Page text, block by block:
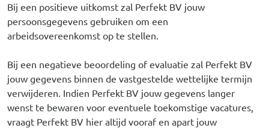
Bij een positieve uitkomst zal Perfekt BV jouw
persoonsgegevens gebruiken om een
arbeidsovereenkomst op te stellen.
Bij een negatieve beoordeling of evaluatie zal Perfekt BV
jouw gegevens binnen de vastgestelde wettelijke termijn
verwijderen. Indien Perfekt BV jouw gegevens langer
wenst te bewaren voor eventuele toekomstige vacatures,
vraagt Perfekt BV hier altijd vooraf en apart jouw